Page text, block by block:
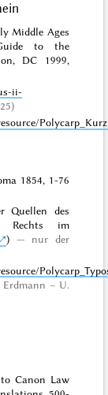
Middle Ages
to the
DC 1999,
ii-
1854, 1-76
Quellen des
Rechts im
)
nur der
– U.
Canon Law